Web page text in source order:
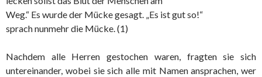
Weg.“ Es wurde der Mücke gesagt. „Es ist gut so!“
sprach nunmehr die Mücke. (1)
Nachdem alle Herren gestochen waren, fragten sie sich
untereinander, wobei sie sich alle mit Namen ansprachen, wer